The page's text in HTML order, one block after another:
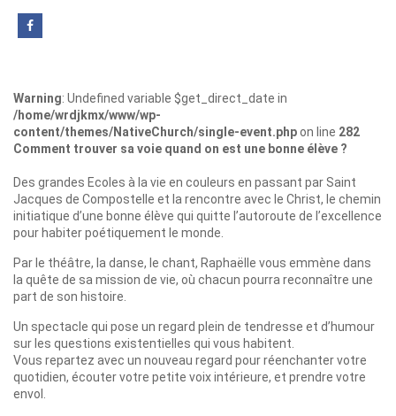
Warning: Undefined variable $get_direct_date in
/home/wrdjkmx/www/wp-
content/themes/NativeChurch/single-event.phpon line 282
Comment trouver sa voie quand on est une bonne élève ?
Des grandes Ecoles à la vie en couleurs en passant par Saint
Jacques de Compostelle et la rencontre avec le Christ, le chemin
initiatique d’une bonne élève qui quitte l’autoroute de l’excellence
pour habiter poétiquement le monde.
Par le théâtre, la danse, le chant, Raphaëlle vous emmène dans
la quête de sa mission de vie, où chacun pourra reconnaître une
part de son histoire.
Un spectacle qui pose un regard plein de tendresse et d’humour
sur les questions existentielles qui vous habitent.
Vous repartez avec un nouveau regard pour réenchanter votre
quotidien, écouter votre petite voix intérieure, et prendre votre
envol.